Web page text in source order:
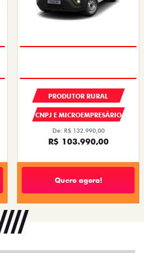
PRODUTOR RURAL
CNPJ E MICROEMPRESÁRIO
De: R$ 132.990,00
R$ 103.990,00
Quero agora!